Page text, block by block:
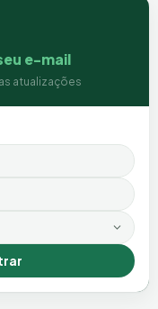
e-mail
atualizações